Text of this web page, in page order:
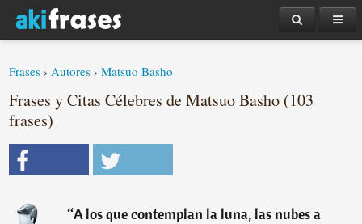
Frases ›Autores ›Matsuo Basho
Frases y Citas Célebres de Matsuo Basho (103
frases)
“A los que contemplan la luna, las nubes a